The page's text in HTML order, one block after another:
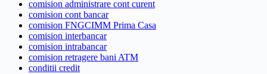
comision administrare cont curent
comision cont bancar
comision FNGCIMM Prima Casa
comision interbancar
comision intrabancar
comision retragere bani ATM
conditii credit